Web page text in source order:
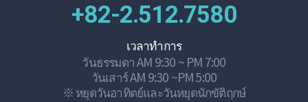
+82-2.512.7580
เวลาทำการ
วันธรรมดา AM 9:30 ~ PM 7:00
วันเสาร์ AM 9:30 ~PM 5:00
※ หยุดวันอาทิตย์และวันหยุดนักขัติฤกษ์